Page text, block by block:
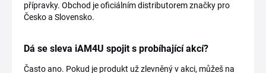
přípravky. Obchod je oficiálním distributorem značky pro
Česko a Slovensko.
Dá se sleva iAM4U spojit s probíhající akcí?
Často ano. Pokud je produkt už zlevněný v akci, můžeš na